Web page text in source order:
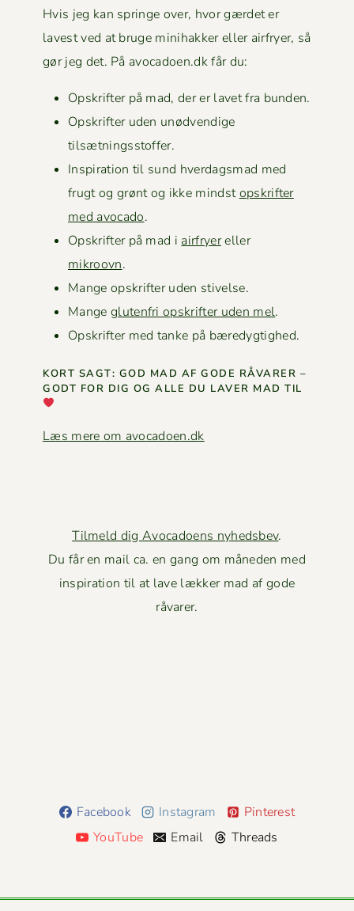
Hvis jeg kan springe over, hvor gærdet er
lavest ved at bruge mini­hakker eller air­fry­er, så
gør jeg det. På avocadoen.dk får du:
Opskrifter på mad, der er lavet fra bunden.
Opskrifter uden unød­vendi­ge
tilsætningsstoffer.
Inspi­ra­tion til sund hverdags­mad med
frugt og grønt og ikke mindstopskrifter
med avo­ca­do.
Opskrifter på mad i air­fry­ereller
mikroovn.
Mange opskrifter uden stivelse.
Mange gluten­fri opskrifter uden mel.
Opskrifter med tanke på bæredygtighed.
KORT SAGT: GOD MAD AF GODE RÅVAR­ER –
GODT FOR DIG OG ALLE DU LAVER MAD TIL
Læs mere om avocadoen.dk
Tilmeld dig Avocadoens nyhedsbev.
Du får en mail ca. en gang om måneden med
inspiration til at lave lækker mad af gode
råvarer.
Facebook Instagram
Pinterest
YouTube
Email Threads